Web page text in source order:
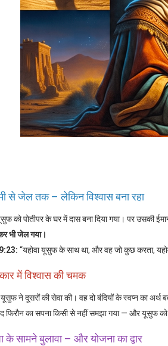
से जेल तक – लेकिन विश्वास बना रहा
को पोतीपर के घर में दास बना दिया गया। पर उसकी
भी जेल गया।
“यहोवा यूसुफ के साथ था, और वह जो कुछ करता,
में विश्वास की चमक
ने दूसरों की सेवा की। वह दो बंदियों के स्वप्न का अर्थ
फिरौन का सपना किसी से नहीं समझा गया — और यूसुफ को
के सामने बुलावा – और योजना का द्वार